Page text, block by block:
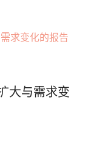
大与需求变